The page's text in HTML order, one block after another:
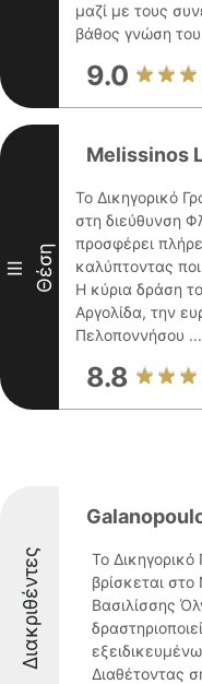
μαζί με τους
βάθος γνώση
9.0
III Θέση
Melissinos
Το Δικηγορικό
στη διεύθυνση
προσφέρει
καλύπτοντας
Η κύρια δράση
Αργολίδα, την
Πελοποννήσου ...
8.8
Διακριθέντες
Το
βρίσκεται
Βασιλίσσης
Διαθέτοντας